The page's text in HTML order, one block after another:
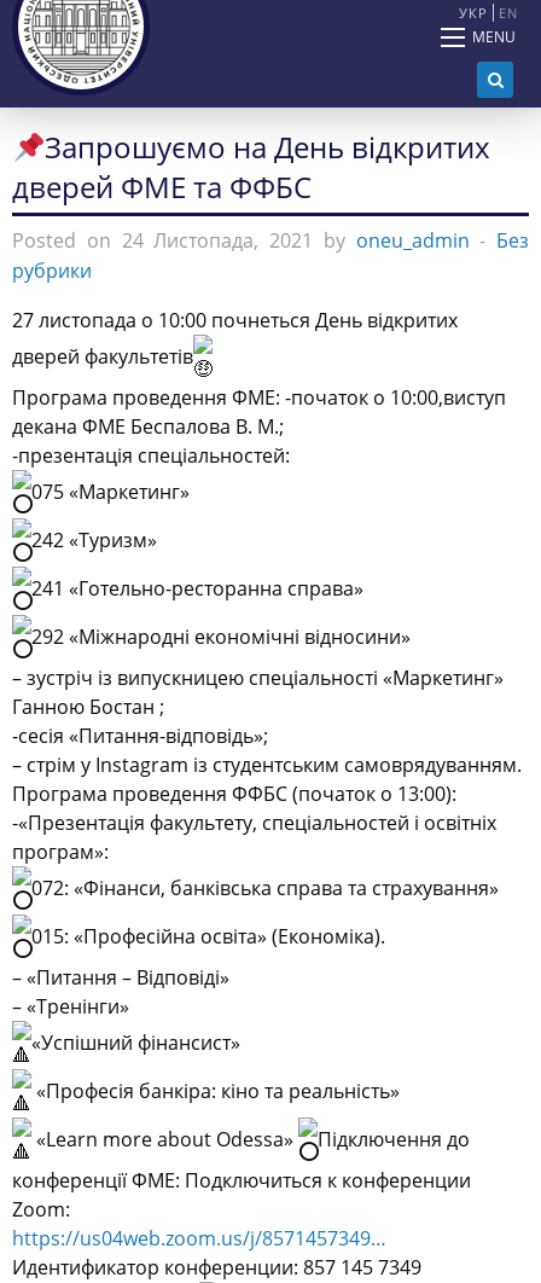
УКР EN
MENU
Запрошуємо на День відкритих
дверей ФМЕ та ФФБС
Posted on 24 Листопада, 2021 by oneu_admin - Без
рубрики
27 листопада о 10:00 почнеться День відкритих
дверей факультетів
Програма проведення ФМЕ: -початок о 10:00,виступ
декана ФМЕ Беспалова В. М.;
-презентація спеціальностей:
075 «Маркетинг»
242 «Туризм»
241 «Готельно-ресторанна справа»
292 «Міжнародні економічні відносини»
– зустріч із випускницею спеціальності «Маркетинг»
Ганною Бостан ;
-сесія «Питання-відповідь»;
– стрім у Instagram із студентським самоврядуванням.
Програма проведення ФФБС (початок о 13:00):
-«Презентація факультету, спеціальностей і освітніх
програм»:
072: «Фінанси, банківська справа та страхування»
015: «Професійна освіта» (Економіка).
– «Питання – Відповіді»
– «Тренінги»
«Успішний фінансист»
«Професія банкіра: кіно та реальність»
«Learn more about Odessa»
Підключення до
конференції ФМЕ: Подключиться к конференции
Zoom:
https://us04web.zoom.us/j/8571457349…
Идентификатор конференции: 857 145 7349